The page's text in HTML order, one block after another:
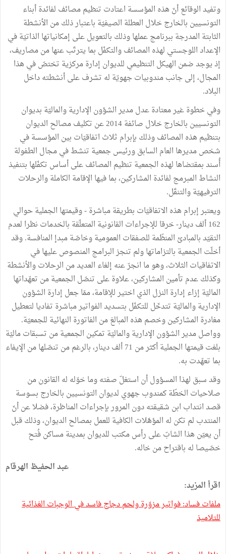
وتفيد الوقائع أنّ هذه المؤسسة اعتادت تنظيم مصائف لفائدة أبناء
التونسيين بالخارج خلال العطلة الصيفيّة باعتبار ذلك من الأنشطة
الثابتة المدرجة ببرنامج عملها وذلك بالتعويل على إمكانياتها الذاتيّة في
الإعداد اللوجستي لهذه المصائف والتكفّل بما يترتّب عنها من مصاريف،
إذ يوجد ضمن الهيكل التنظيمي للديوان إدارة مركزية تختصّ في هذا
المجال، إلى جانب مندوبيات جهويّة له تشرف على أنشطته داخل
البلاد.
وفي خطوة غير معتادة عدل مدير الشؤون الإدارية والماليّة بديوان
التونسيين بالخارج خلال صائفة 2014 عن تكليف مصالح الديوان
بتنظيم هذه المصائف وذلك بإبرام ثلاث اتفاقيّات بين المؤسسة في
شخص مديرها العام السابق ورئيس جمعية تنشط في مجال الطفولة
أُسند بمقتضاها لهذه الجمعية تنظيم المصائف على أساس تكفّلها بتنفيذ
النشاط المبرمج لفائدة المشاركين، بما فيها الإقامة الكاملة والرحلات
الترفيهيّة والتنقّل.
ويعتبر إبرام هذه الاتفاقيّات بطريقة مباشرة - وقيمتها الجملية حوالي
162 ألف دينار- خرقا للإجراءات القانونية المتعلّقة بالخدمات نظرا لعدم
التقيّد بالمبادئ المنظّمة للصفقات العمومية وخاصّة مبدإ المنافسة. وقد
أخلّت الجمعية بالتزاماتها ولم تنجز البرامج المنصوص عليها في
الاتفاقيات الثلاث، وهو ما انجرّ عنه إلغاء العديد من الرحلات والأنشطة
وكذلك عدم تأمين المشاركين، علاوة على تنصّل الجمعية من تعهّداتها
الماليّة إزاء إدارة النزل الذي اختير للإقامة، ممّا جعل إدارة الشؤون
الإدارية والماليّة تتدخّل للتكفّل بتسديد الفواتير مباشرة تفاديا لتعطيل
مغادرة المشاركين وخصم هذه المبالغ من الفاتورة النهائية للجمعيّة.
وواصل مدير الشؤون الإدارية والماليّة تمكين الجمعية من تسبقات ماليّة
بلغت قيمتها الجملية أكثر من 71 ألف دينار، بالرغم من تنصّلها من الإيفاء
بما تعهّدت به.
وقد سبق لهذا المسؤول أن استغلّ صفته وما خوّله له القانون من
صلاحيات الخطّة كمندوب جهوي لديوان التونسيين بالخارج بسوسة
قصد انتداب ابن شقيقته دون المرور بإجراءات المناظرة، فضلا عن أنّ
المنتدب لم تكن له المؤهّلات الكافية للعمل بمصالح الديوان، وذلك قبل
أن يعيّن هذا الشابّ على رأس مكتب للديوان بمدينة مساكن فُتح
خصّيصا له باقتراح من خاله.
عبد الحفيظ الهرقام
اقرأ المزيد:
ملفات فساد: فواتير مزوّرة ولحم دجاج فاسد في الوجبات الغذائية
للتلاميذ